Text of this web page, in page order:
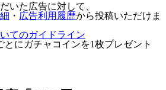
いた広告に対して、
・ 広告利用履歴から投稿いただけま
てのガイドライン
とに ガチャコインを1枚プレゼント